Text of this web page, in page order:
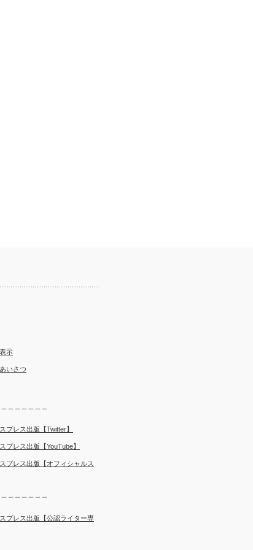
示
いさつ
プレス出版【Twitter】
プレス出版【YouTube】
プレス出版【オフィシャルス
プレス出版【公認ライター専